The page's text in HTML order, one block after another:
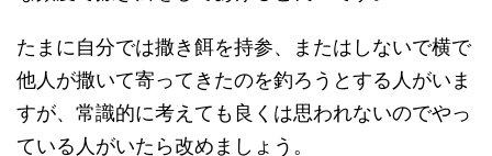
たまに自分では撒き餌を持参、またはしないで横で
他人が撒いて寄ってきたのを釣ろうとする人がいま
すが、常識的に考えても良くは思われないのでやっ
ている人がいたら改めましょう。